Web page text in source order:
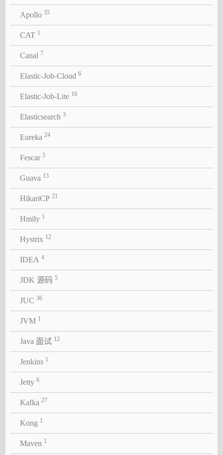
Apollo 35
CAT 1
Canal 7
Elastic-Job-Cloud 6
Elastic-Job-Lite 16
Elasticsearch 3
Eureka 24
Fescar 5
Guava 13
HikariCP 21
Hmily 1
Hystrix 12
IDEA 4
JDK 源码 5
JUC 36
JVM 1
Java 面试 12
Jenkins 1
Jetty 6
Kafka 27
Kong 1
Maven 1